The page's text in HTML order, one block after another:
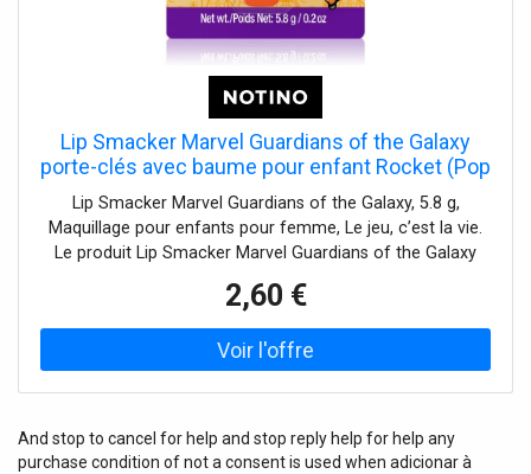
Lip Smacker Marvel Guardians of the Galaxy
porte-clés avec baume pour enfant Rocket (Pop
Rockets Candy) 5,8 g
Lip Smacker Marvel Guardians of the Galaxy, 5.8 g,
Maquillage pour enfants pour femme, Le jeu, c’est la vie.
Le produit Lip Smacker Marvel Guardians of the Galaxy
sa présentation ludique lui plaira à coup sûr. Le produit :
pour les petits princes et les petites princesses lisse les
lèvres et les ridules apparues autour de la bouche laisse
les lèvres humides et soyeuses leur apporte l’hydratation
Appliquez une petite quantité sur les lèvres propres et leur
contour. Laissez le produit s’absorber.
2,60 €
And stop to cancel for help and stop reply help for help any
purchase condition of not a consent is used when adicionar à